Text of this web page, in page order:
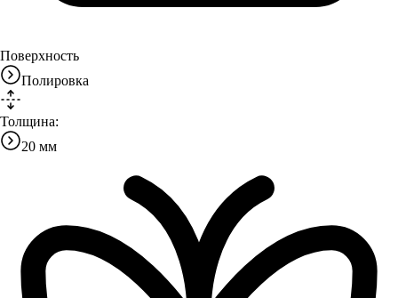
Поверхность
Полировка
Толщина:
20 мм